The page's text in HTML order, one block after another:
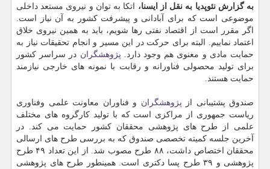
به گزارش نئوپدیا به نقل از ایسنا، اتكا به توان و نیروی مستعد داخلی
موضوعی است كه برای آبادانی و پیشرفت كشور به آن نیاز است.
اگر مقرر است از اقتصاد نفتی رها شویم، باید به همین نیروی خلاق
اعتماد نماییم. البته برای حركت در این مسیر و انجام تحقیقات نیاز به
حمایت مادی و معنوی هم وجود دارد. پژوهشگران در سراسر كشور
برای تولید محصولی فناورانه و رقابت با نمونه های خارجی نیازمند
حمایت هستند.
صندوق پشتیبانی از پژوهشگران و فناوران معاونت علمی وفناوری
ریاست جمهوری از مراكزی است كه با تولید كارگروه های مختلف
علمی از طرح های پژوهشی محققان كشور حمایت می كند. در
آخرین جلسه كمیته تخصصی صندوق كه به بررسی طرح های ارسالی
محققان اختصاص داشت، ۸۸ طرح مصوب شد. از این تعداد ۴۹ طرح
پژوهشی و ۳۹ طرح پسا دكتری است. همینطور طرح های پژوهشی